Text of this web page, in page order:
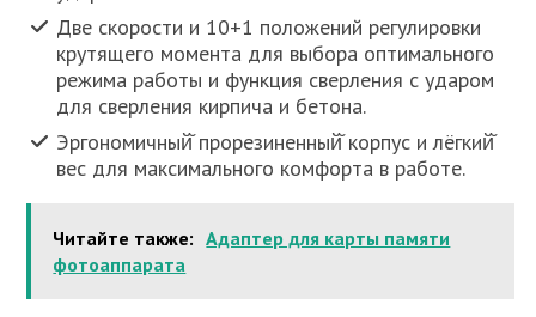
Две скорости и 10+1 положений регулировки
крутящего момента для выбора оптимального
режима работы и функция сверления с ударом
для сверления кирпича и бетона.
Эргономичный̆ прорезиненный̆ корпус и лёгкий̆
вес для максимального комфорта в работе.
Читайте также: Адаптер для карты памяти
фотоаппарата